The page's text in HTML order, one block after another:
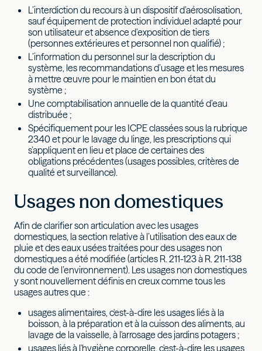
L’interdiction du recours à un dispositif d’aérosolisation,
sauf équipement de protection individuel adapté pour
son utilisateur et absence d’exposition de tiers
(personnes extérieures et personnel non qualifié) ;
L’information du personnel sur la description du
système, les recommandations d’usage et les mesures
à mettre œuvre pour le maintien en bon état du
système ;
Une comptabilisation annuelle de la quantité d’eau
distribuée ;
Spécifiquement pour les ICPE classées sous la rubrique
2340 et pour le lavage du linge, les prescriptions qui
s’appliquent en lieu et place de certaines des
obligations précédentes (usages possibles, critères de
qualité et surveillance).
Usages non domestiques
Afin de clarifier son articulation avec les usages
domestiques, la section relative à l’utilisation des eaux de
pluie et des eaux usées traitées pour des usages non
domestiques a été modifiée (articles R. 211-123 à R. 211-138
du code de l’environnement). Les usages non domestiques
y sont nouvellement définis en creux comme tous les
usages autres que :
usages alimentaires, c'est-à-dire les usages liés à la
boisson, à la préparation et à la cuisson des aliments, au
lavage de la vaisselle, à l'arrosage des jardins potagers ;
usages liés à l'hygiène corporelle, c'est-à-dire les usages